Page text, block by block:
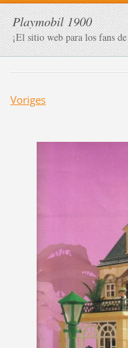
Playmobil 1900
¡El sitio web para los fans
Voriges